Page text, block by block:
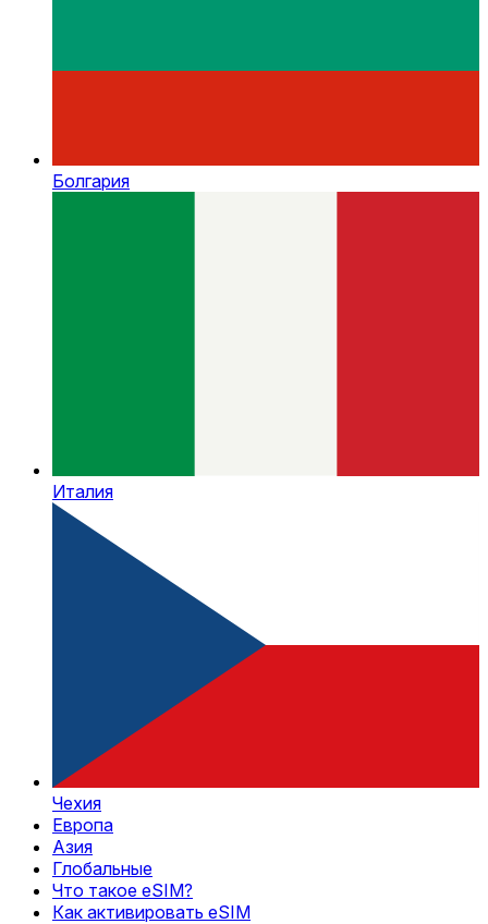
Болгария
Италия
Чехия
Европа
Азия
Глобальные
Что такое eSIM?
Как активировать eSIM